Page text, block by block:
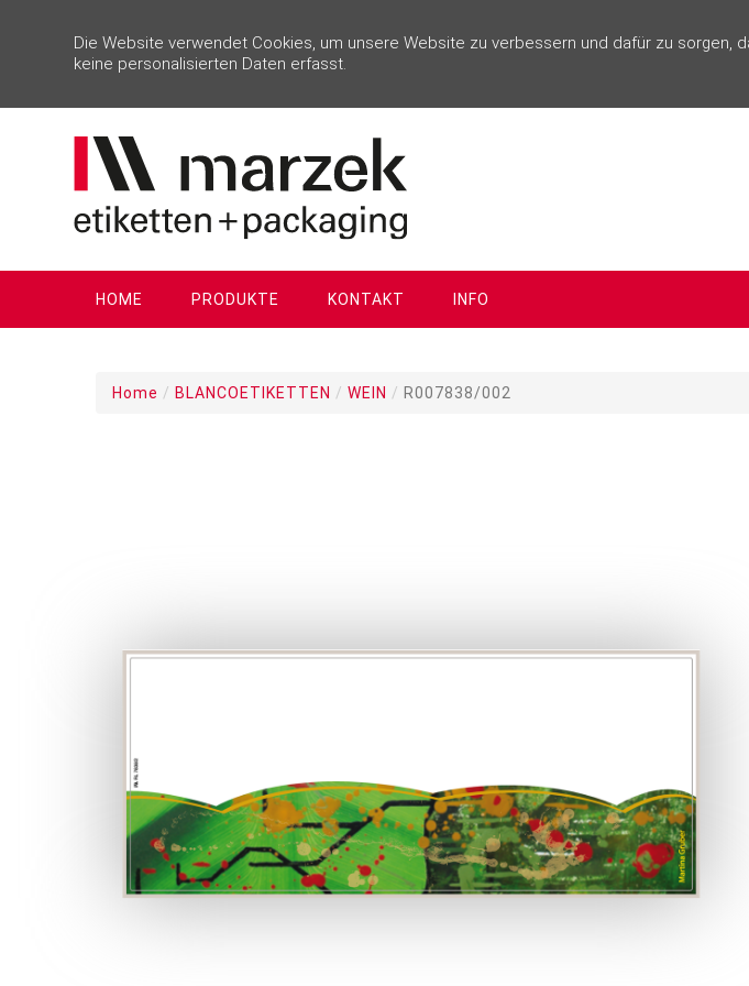
Die Website verwendet Cookies, um unsere Website zu verbessern und dafür zu sorgen,
keine personalisierten Daten erfasst.
HOME PRODUKTE KONTAKT INFO
Home / BLANCOETIKETTEN / WEIN / R007838/002